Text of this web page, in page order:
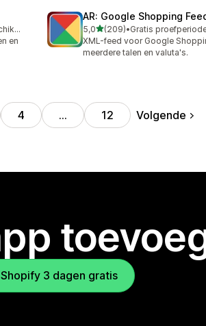
Gratis abonnement beschikbaar
en
AR: Google Shopping
5,0van 5 sterren
(209)
209 recensies in totaal
•
XML-feed voor Google
meerdere talen en valuta's.
4 … 12 Volgende
3 dagen gratis